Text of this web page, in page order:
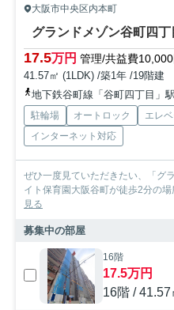
大阪市中央区内本町
17.5万円 管理/共益費10,000
41.57㎡ (1LDK) /築1年 /19階建
地下鉄谷町線「谷町四丁目」
駐輪場 オートロック エレ
インターネット対応
ぜひ一度見ていただきたい、「グ
イト保育園大阪谷町が徒歩2分の
見る
募集中の部屋
16階
17.5万円
16階 /